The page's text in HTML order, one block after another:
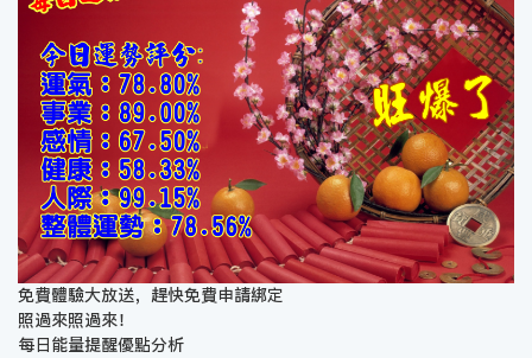
免費體驗大放送，趕快免費申請綁定
照過來照過來！
每日能量提醒優點分析